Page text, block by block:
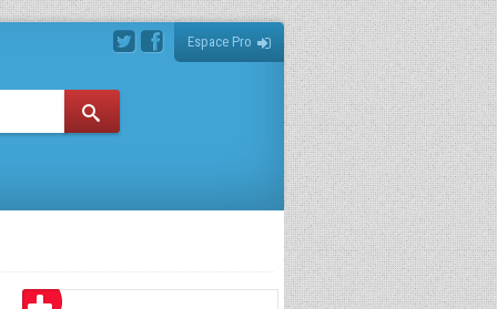
Espace Pro